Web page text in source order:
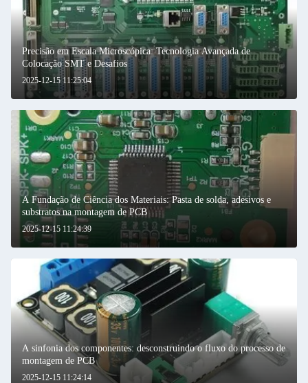
2025-12-15 11:25:04
Precisão em Escala Microscópica: Tecnologia Avançada de
Colocação SMT e Desafios
2025-12-15 11:24:39
A Fundação de Ciência dos Materiais: Pasta de solda, adesivos e
substratos na montagem de PCB
2025-12-15 11:24:14
A sinfonia dos componentes: desconstruindo o fluxo do processo de
montagem de PCB